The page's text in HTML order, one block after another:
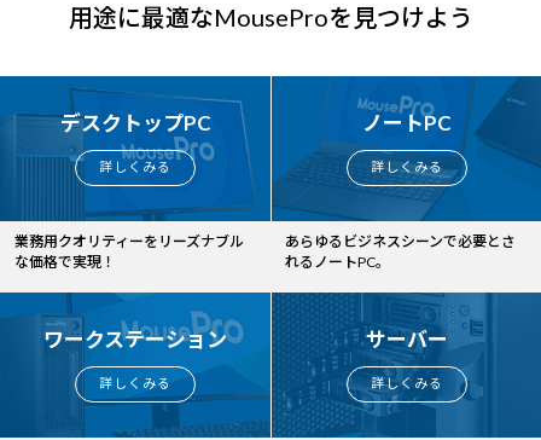
用途に最適なMouseProを見つけよう
デスクトップPC
詳しくみる
業務用クオリティーをリーズナブル
な価格で実現！
ノートPC
詳しくみる
あらゆるビジネスシーンで必要とさ
れるノートPC。
ワークステーション
詳しくみる
サーバー
詳しくみる